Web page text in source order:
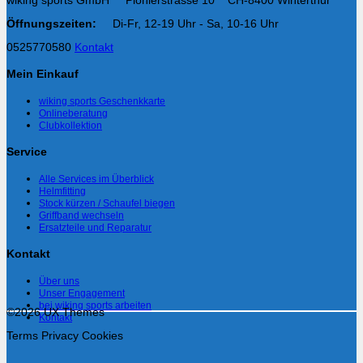
Öffnungszeiten:
Di-Fr, 12-19 Uhr - Sa, 10-16 Uhr
0525770580 Kontakt
Mein Einkauf
wiking sports Geschenkkarte
Onlineberatung
Clubkollektion
Service
Alle Services im Überblick
Helmfitting
Stock kürzen / Schaufel biegen
Griffband wechseln
Ersatzteile und Reparatur
Kontakt
Über uns
Unser Engagement
bei wiking sports arbeiten
Kontakt
©2026 UX Themes
Terms Privacy Cookies